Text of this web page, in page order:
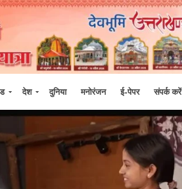
देश दुनिया मनोरंजन ई-पेपर संपर्क करें